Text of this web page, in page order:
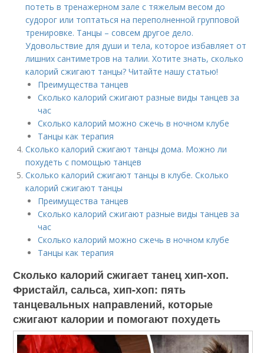
потеть в тренажерном зале с тяжелым весом до
судорог или топтаться на переполненной групповой
тренировке. Танцы – совсем другое дело.
Удовольствие для души и тела, которое избавляет от
лишних сантиметров на талии. Хотите знать, сколько
калорий сжигают танцы? Читайте нашу статью!
Преимущества танцев
Сколько калорий сжигают разные виды танцев за
час
Сколько калорий можно сжечь в ночном клубе
Танцы как терапия
Сколько калорий сжигают танцы дома. Можно ли
похудеть с помощью танцев
Сколько калорий сжигают танцы в клубе. Сколько
калорий сжигают танцы
Преимущества танцев
Сколько калорий сжигают разные виды танцев за
час
Сколько калорий можно сжечь в ночном клубе
Танцы как терапия
Сколько калорий сжигает танец хип-хоп.
Фристайл, сальса, хип-хоп: пять
танцевальных направлений, которые
сжигают калории и помогают похудеть